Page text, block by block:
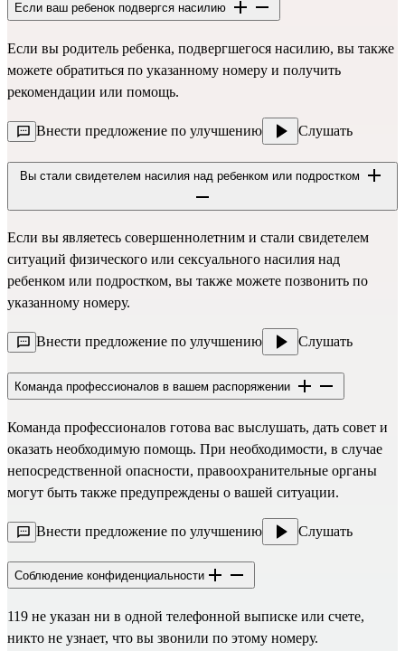
Если ваш ребенок подвергся насилию
Если вы родитель ребенка, подвергшегося насилию, вы также
можете обратиться по указанному номеру и получить
рекомендации или помощь.
Внести предложение по улучшению Слушать
Вы стали свидетелем насилия над ребенком или подростком
Если вы являетесь совершеннолетним и стали свидетелем
ситуаций физического или сексуального насилия над
ребенком или подростком, вы также можете позвонить по
указанному номеру.
Внести предложение по улучшению Слушать
Команда профессионалов в вашем распоряжении
Команда профессионалов готова вас выслушать, дать совет и
оказать необходимую помощь. При необходимости, в случае
непосредственной опасности, правоохранительные органы
могут быть также предупреждены о вашей ситуации.
Внести предложение по улучшению Слушать
Соблюдение конфиденциальности
119 не указан ни в одной телефонной выписке или счете,
никто не узнает, что вы звонили по этому номеру.